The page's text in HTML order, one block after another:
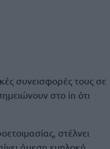
συνεισφορές τους σε
στο in ότι
στέλνει
άμεση εμπλοκή,